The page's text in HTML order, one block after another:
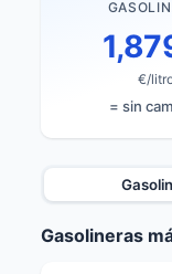
€/
= sin
Gasolineras